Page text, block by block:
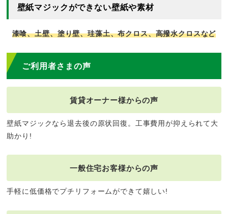
壁紙マジックができない壁紙や素材
漆喰、土壁、塗り壁、珪藻土、布クロス、高撥水クロスなど
ご利用者さまの声
賃貸オーナー様からの声
壁紙マジックなら退去後の原状回復。工事費用が抑えられて大
助かり!
一般住宅お客様からの声
手軽に低価格でプチリフォームができて嬉しい!